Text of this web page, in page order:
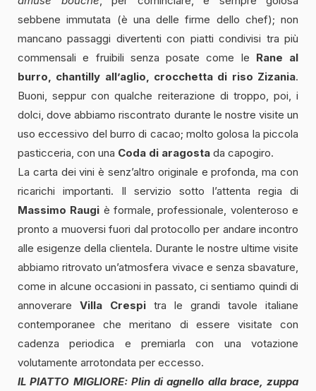
sebbene immutata (è una delle firme dello chef); non
mancano passaggi divertenti con piatti condivisi tra più
commensali e fruibili senza posate come le Rane al
burro, chantilly all’aglio, crocchetta di riso Zizania.
Buoni, seppur con qualche reiterazione di troppo, poi, i
dolci, dove abbiamo riscontrato durante le nostre visite un
uso eccessivo del burro di cacao; molto golosa la piccola
pasticceria, con una Coda di aragosta da capogiro.
La carta dei vini è senz’altro originale e profonda, ma con
ricarichi importanti. Il servizio sotto l’attenta regia di
Massimo Raugi è formale, professionale, volenteroso e
pronto a muoversi fuori dal protocollo per andare incontro
alle esigenze della clientela. Durante le nostre ultime visite
abbiamo ritrovato un’atmosfera vivace e senza sbavature,
come in alcune occasioni in passato, ci sentiamo quindi di
annoverare Villa Crespi tra le grandi tavole italiane
contemporanee che meritano di essere visitate con
cadenza periodica e premiarla con una votazione
volutamente arrotondata per eccesso.
IL PIATTO MIGLIORE: Plin di agnello alla brace, zuppa